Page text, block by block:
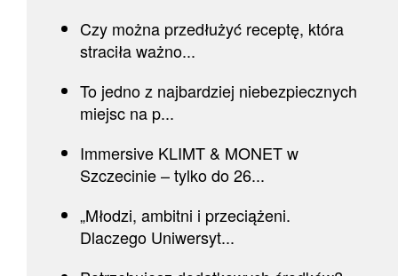
Czy można przedłużyć receptę, która
straciła ważno...
To jedno z najbardziej niebezpiecznych
miejsc na p...
Immersive KLIMT & MONET w
Szczecinie – tylko do 26...
„Młodzi, ambitni i przeciążeni.
Dlaczego Uniwersyt...